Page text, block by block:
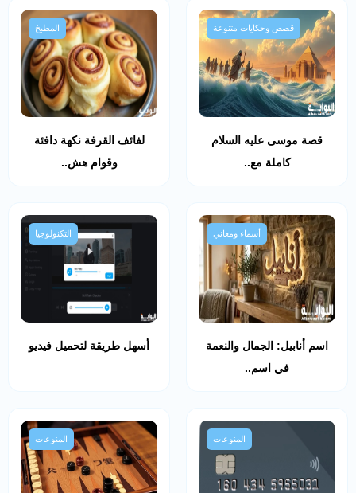
قصص وحكايات متنوعة
قصة موسى عليه السلام
كاملة مع..
المطبخ
لفائف القرفة نكهة دافئة
وقوام هش..
أسماء ومعاني
اسم أنابيل: الجمال والنعمة
في اسم..
التكنولوجيا
أسهل طريقة لتحميل فيديو
المنوعات المنوعات